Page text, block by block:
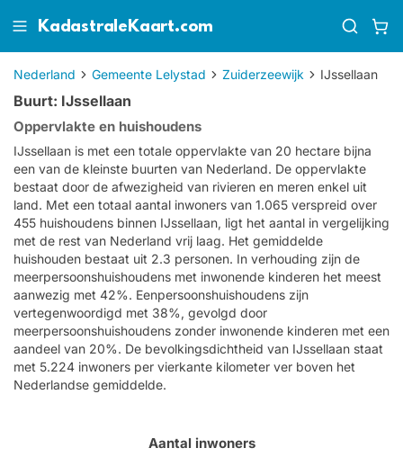
KadastraleKaart.com
Nederland Gemeente Lelystad Zuiderzeewijk IJssellaan
Buurt: IJssellaan
Oppervlakte en huishoudens
IJssellaan is met een totale oppervlakte van 20 hectare bijna
een van de kleinste buurten van Nederland. De oppervlakte
bestaat door de afwezigheid van rivieren en meren enkel uit
land. Met een totaal aantal inwoners van 1.065 verspreid over
455 huishoudens binnen IJssellaan, ligt het aantal in vergelijking
met de rest van Nederland vrij laag. Het gemiddelde
huishouden bestaat uit 2.3 personen. In verhouding zijn de
meerpersoonshuishoudens met inwonende kinderen het meest
aanwezig met 42%. Eenpersoonshuishoudens zijn
vertegenwoordigd met 38%, gevolgd door
meerpersoonshuishoudens zonder inwonende kinderen met een
aandeel van 20%. De bevolkingsdichtheid van IJssellaan staat
met 5.224 inwoners per vierkante kilometer ver boven het
Nederlandse gemiddelde.
Aantal inwoners